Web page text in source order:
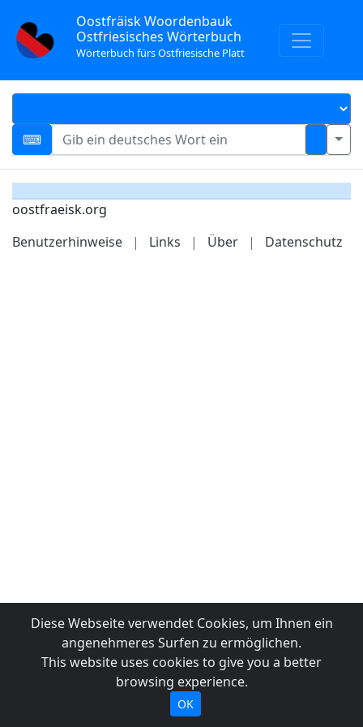
Oostfräisk Woordenbauk
Ostfriesisches Wörterbuch
Wörterbuch fürs Ostfriesische Platt
oostfraeisk.org
Benutzerhinweise
| Links | Über | Datenschutz
Diese Webseite verwendet Cookies, um Ihnen ein
angenehmeres Surfen zu ermöglichen.
This website uses cookies to give you a better
browsing experience.
OK